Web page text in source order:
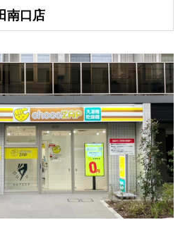
南口店